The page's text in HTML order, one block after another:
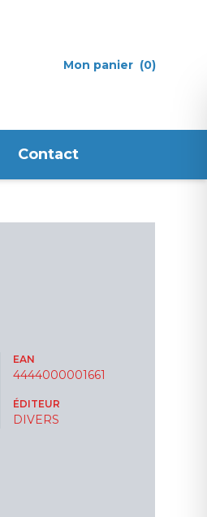
Mon panier (0)
Contact
EAN
4444000001661
ÉDITEUR
DIVERS